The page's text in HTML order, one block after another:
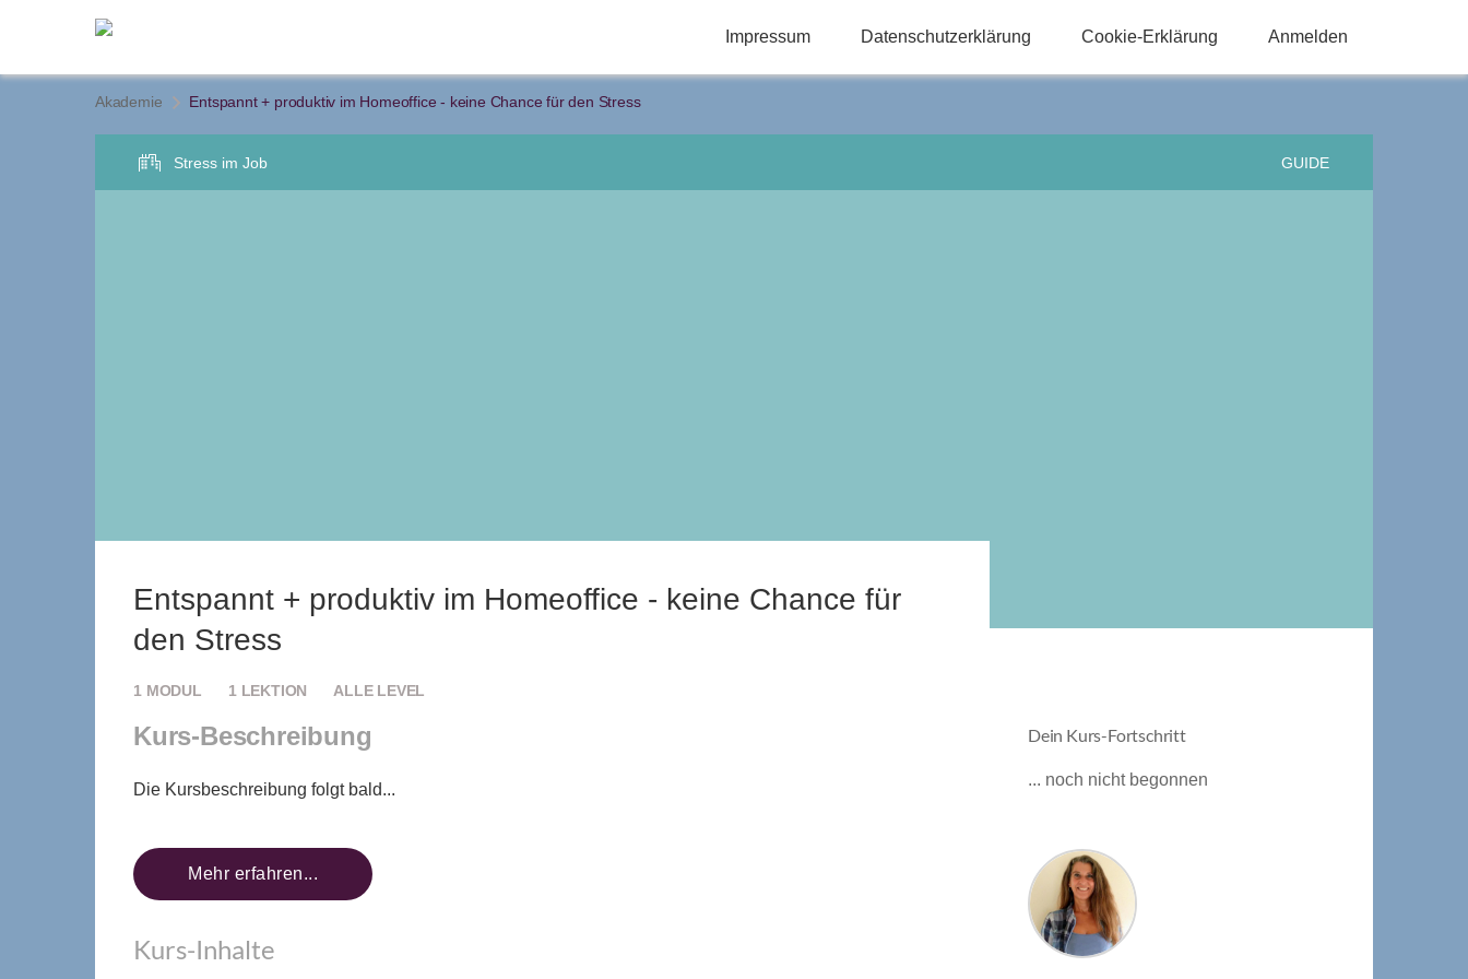
Impressum Datenschutzerklärung Cookie-Erklärung Anmelden
Akademie Entspannt + produktiv im Homeoffice - keine Chance für den Stress
Stress im Job GUIDE
Entspannt + produktiv im Homeoffice - keine Chance für
den Stress
1 MODUL 1 LEKTION ALLE LEVEL
Kurs-Beschreibung
Die Kursbeschreibung folgt bald...
Mehr erfahren...
Kurs-Inhalte
Dein Kurs-Fortschritt
... noch nicht begonnen